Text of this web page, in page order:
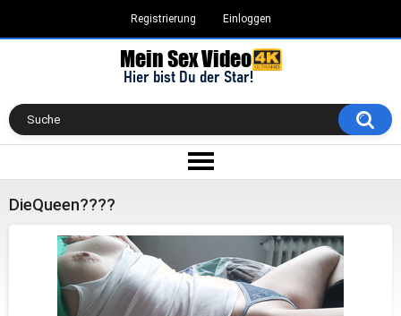
Registrierung Einloggen
DieQueen????